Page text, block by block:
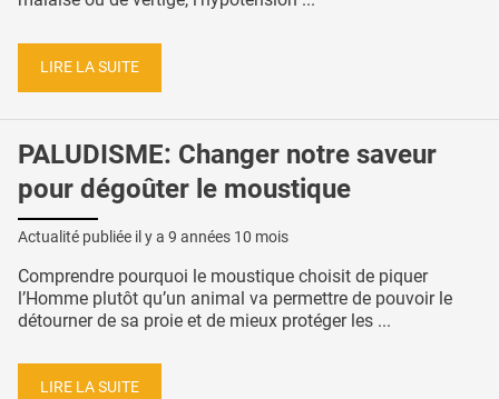
LIRE LA SUITE
PALUDISME: Changer notre saveur
pour dégoûter le moustique
Actualité publiée il y a 9 années 10 mois
Comprendre pourquoi le moustique choisit de piquer
l’Homme plutôt qu’un animal va permettre de pouvoir le
détourner de sa proie et de mieux protéger les ...
LIRE LA SUITE